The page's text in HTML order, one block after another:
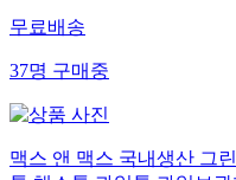
무료배송
37명구매중
맥스 앤 맥스 국내생산 그